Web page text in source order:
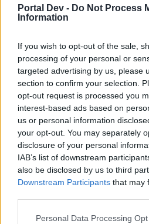
Portal Dev - Do Not Process
Information
If you wish to opt-out of the sale,
processing of your personal or
targeted advertising by us, please
section to confirm your selection.
opt-out request is processed you
interest-based ads based on
us or personal information
your opt-out. You may separately
disclosure of your personal
IAB’s list of downstream
also be disclosed by us to third
Downstream Participants that may
Personal Data Processing